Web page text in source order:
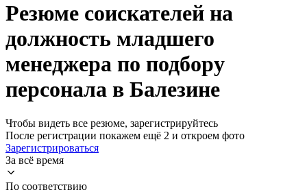
Резюме соискателей на
должность младшего
менеджера по подбору
персонала в Балезине
Чтобы видеть все резюме, зарегистрируйтесь
После регистрации покажем ещё 2 и откроем фото
Зарегистрироваться
За всё время
По соответствию